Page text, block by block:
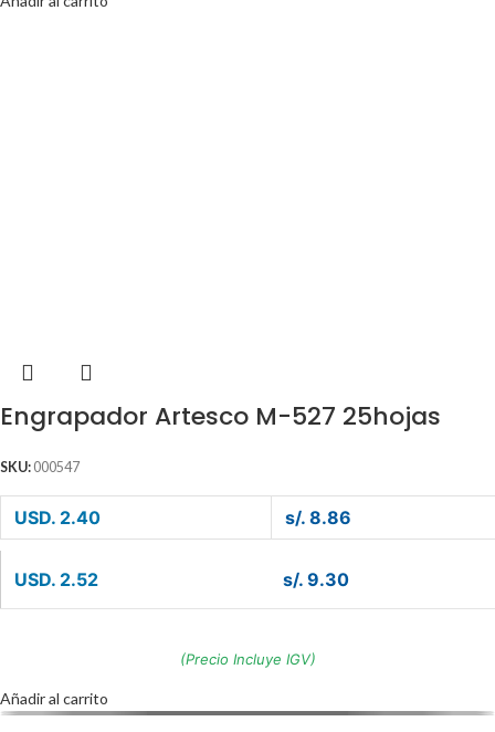
Engrapador Artesco M-527 25hojas
SKU: 000547
USD. 2.40 s/. 8.86
USD. 2.52 s/. 9.30
(Precio Incluye IGV)
Añadir al carrito